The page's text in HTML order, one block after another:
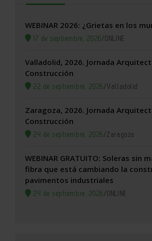
WEBINAR 2026: ¿Grietas en los
17 de septiembre, 2026/ONLINE
Valladolid, 2026. Jornada
Construcción
22 de septiembre, 2026/Valladolid
Zaragoza, 2026. Jornada
Construcción
24 de septiembre, 2026/Zaragoza
WEBINAR GRATUITO: Soleras sin
fibra que está cambiando la
pavimentos industriales
24 de septiembre, 2026/ONLINE